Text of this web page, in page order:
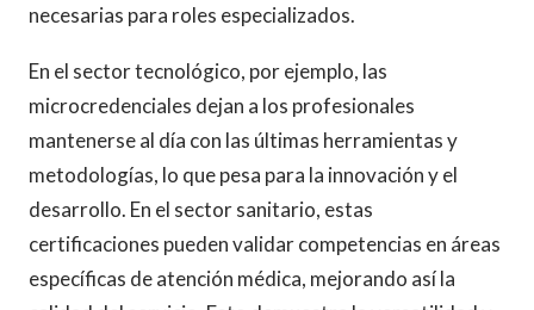
necesarias para roles especializados.
En el sector tecnológico, por ejemplo, las
microcredenciales dejan a los profesionales
mantenerse al día con las últimas herramientas y
metodologías, lo que pesa para la innovación y el
desarrollo. En el sector sanitario, estas
certificaciones pueden validar competencias en áreas
específicas de atención médica, mejorando así la